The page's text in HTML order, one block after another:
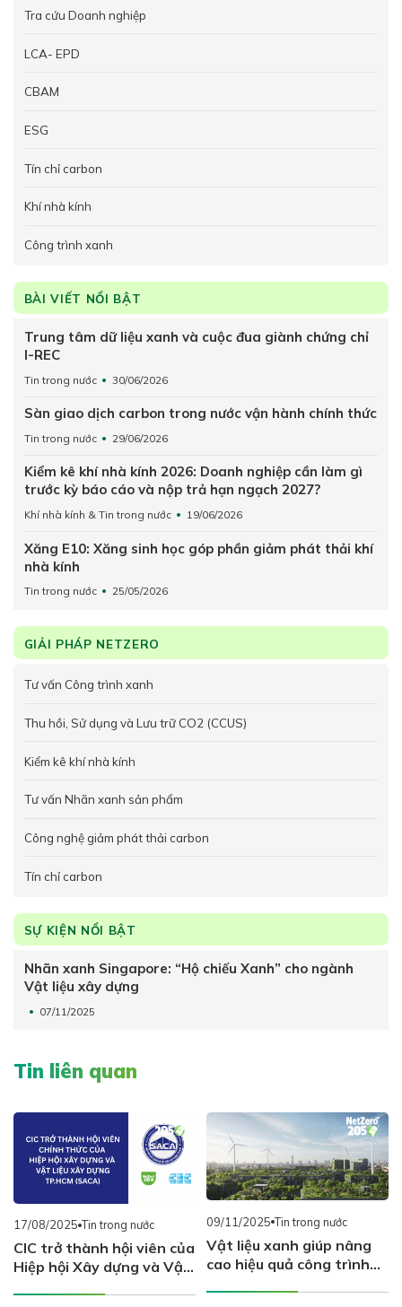
Tra cứu Doanh nghiệp
LCA- EPD
CBAM
ESG
Tín chỉ carbon
Khí nhà kính
Công trình xanh
BÀI VIẾT NỔI BẬT
Trung tâm dữ liệu xanh và cuộc đua giành chứng chỉ
I-REC
Tin trong nước 30/06/2026
Sàn giao dịch carbon trong nước vận hành chính thức
Tin trong nước 29/06/2026
Kiểm kê khí nhà kính 2026: Doanh nghiệp cần làm gì
trước kỳ báo cáo và nộp trả hạn ngạch 2027?
Khí nhà kính & Tin trong nước 19/06/2026
Xăng E10: Xăng sinh học góp phần giảm phát thải khí
nhà kính
Tin trong nước 25/05/2026
GIẢI PHÁP NETZERO
Tư vấn Công trình xanh
Thu hồi, Sử dụng và Lưu trữ CO2 (CCUS)
Kiểm kê khí nhà kính
Tư vấn Nhãn xanh sản phẩm
Công nghệ giảm phát thải carbon
Tín chỉ carbon
SỰ KIỆN NỔI BẬT
Nhãn xanh Singapore: “Hộ chiếu Xanh” cho ngành
Vật liệu xây dựng
07/11/2025
Tin liên quan
09/11/2025 Tin trong nước
Vật liệu xanh giúp nâng
cao hiệu quả công trình
Quy Trình Thực Hiện
Vòng Đời Sản Phẩm Cho
Sản Phẩm Vật Liệu Xây